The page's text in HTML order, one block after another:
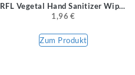
RFL Vegetal Hand Sanitizer Wipe Desinfektionstücher 10 Stück
1,96€
Zum Produkt